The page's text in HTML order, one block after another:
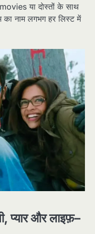
या दोस्तों के साथ
नाम लगभग हर लिस्ट में
प्यार और लाइफ़–